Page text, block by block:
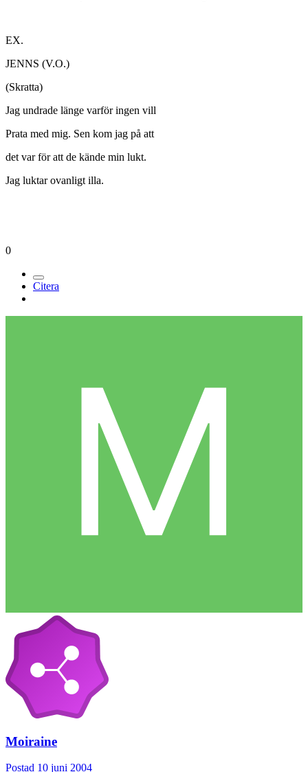
EX.
JENNS (V.O.)
(Skratta)
Jag undrade länge varför ingen vill
Prata med mig. Sen kom jag på att
det var för att de kände min lukt.
Jag luktar ovanligt illa.
0
Citera
Moiraine
Postad 10 juni 2004